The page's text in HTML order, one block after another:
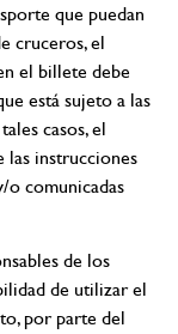
que puedan
cruceros, el
el billete debe
está sujeto a las
casos, el
las instrucciones
o comunicadas
de los
de utilizar el
por parte del